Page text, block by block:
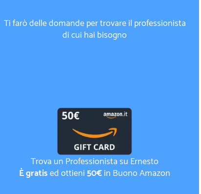
Ti farò delle domande per trovare il professionista
di cui hai bisogno
Trova un Professionista su Ernesto
È gratised ottieni50€in Buono Amazon